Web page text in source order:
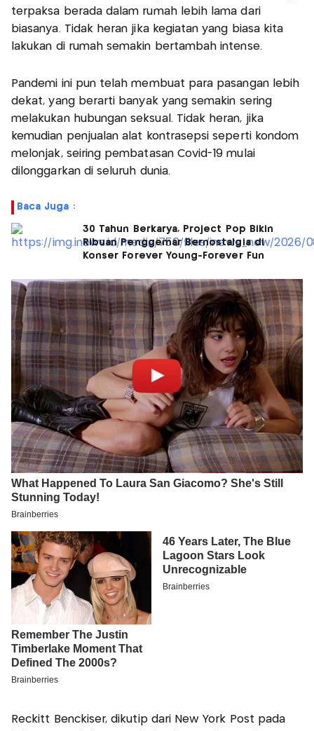
terpaksa berada dalam rumah lebih lama dari
biasanya. Tidak heran jika kegiatan yang biasa kita
lakukan di rumah semakin bertambah intense.
Pandemi ini pun telah membuat para pasangan lebih
dekat, yang berarti banyak yang semakin sering
melakukan hubungan seksual. Tidak heran, jika
kemudian penjualan alat kontrasepsi seperti kondom
melonjak, seiring pembatasan Covid-19 mulai
dilonggarkan di seluruh dunia.
Baca Juga :
30 Tahun Berkarya, Project Pop Bikin
Ribuan Penggemar Bernostalgia di
Konser Forever Young-Forever Fun
Reckitt Benckiser, dikutip dari New York Post pada